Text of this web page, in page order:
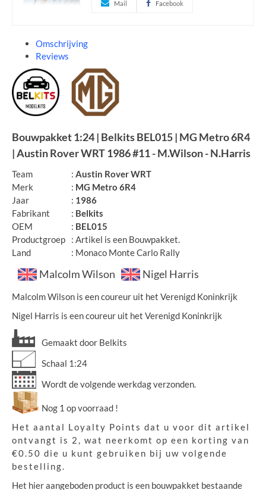
Mail Facebook
Omschrijving
Reviews
Bouwpakket1:24 | Belkits BEL015 | MG Metro 6R4
| Austin Rover WRT 1986 #11 - M.Wilson - N.Harris
Team : Austin Rover WRT
Merk
: MG Metro 6R4
Jaar
: 1986
Fabrikant
: Belkits
OEM
: BEL015
Productgroep
: Artikel is een Bouwpakket.
Land
: Monaco Monte Carlo Rally
Malcolm Wilson Nigel Harris
Malcolm Wilson is een coureur uit het Verenigd Koninkrijk
Nigel Harris is een coureur uit het Verenigd Koninkrijk
Gemaakt door Belkits
Schaal 1:24
Wordt de volgende werkdag verzonden.
Nog 1 op voorraad !
Het aantal Loyalty Points dat u voor dit artikel
ontvangt is 2, wat neerkomt op een korting van
€0.50 die u kunt gebruiken bij uw volgende
bestelling.
Het hier aangeboden product is een bouwpakket bestaande